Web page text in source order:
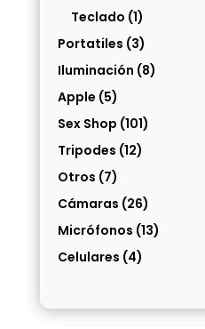
Teclado (1)
Portatiles (3)
Iluminación (8)
Apple (5)
Sex Shop (101)
Tripodes (12)
Otros (7)
Cámaras (26)
Micrófonos (13)
Celulares (4)